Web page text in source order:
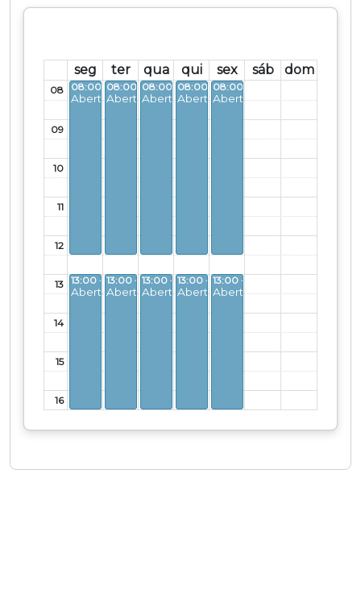
seg ter qua qui sex sáb dom
08
09
10
11
12
13
14
15
16
08:00 - 12:30
Aberto
13:00 - 16:30
Aberto
08:00 - 12:30
Aberto
13:00 - 16:30
Aberto
08:00 - 12:30
Aberto
13:00 - 16:30
Aberto
08:00 - 12:30
Aberto
13:00 - 16:30
Aberto
08:00 - 12:30
Aberto
13:00 - 16:30
Aberto